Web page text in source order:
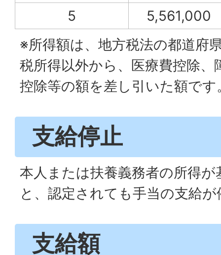
5
5,561,000
※所得額は、地方税法の都道府
税所得以外から、医療費控除、
控除等の額を差し引いた額です
支給停止
本人または扶養義務者の所得
と、認定されても手当の支給
支給額